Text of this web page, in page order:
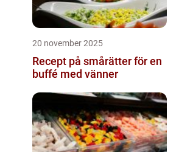
20 november 2025
Recept på smårätter för en
buffé med vänner